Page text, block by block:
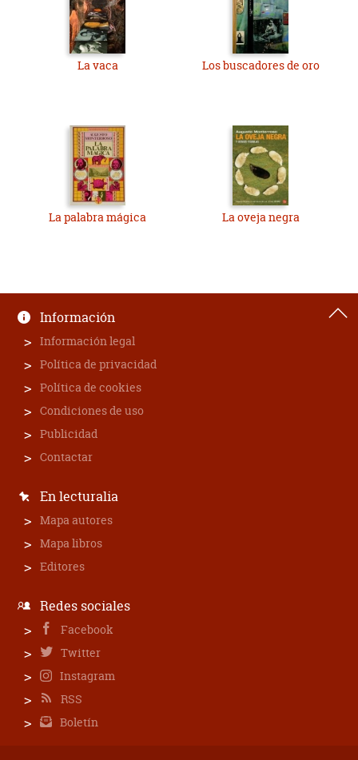
La vaca Los buscadores de oro
La palabra mágica La oveja negra
Información
Información legal
Política de privacidad
Política de cookies
Condiciones de uso
Publicidad
Contactar
En lecturalia
Mapa autores
Mapa libros
Editores
Redes sociales
Facebook
Twitter
Instagram
RSS
Boletín